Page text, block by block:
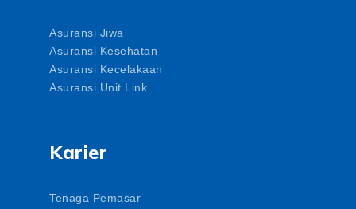
Asuransi Jiwa
Asuransi Kesehatan
Asuransi Kecelakaan
Asuransi Unit Link
Karier
Tenaga Pemasar